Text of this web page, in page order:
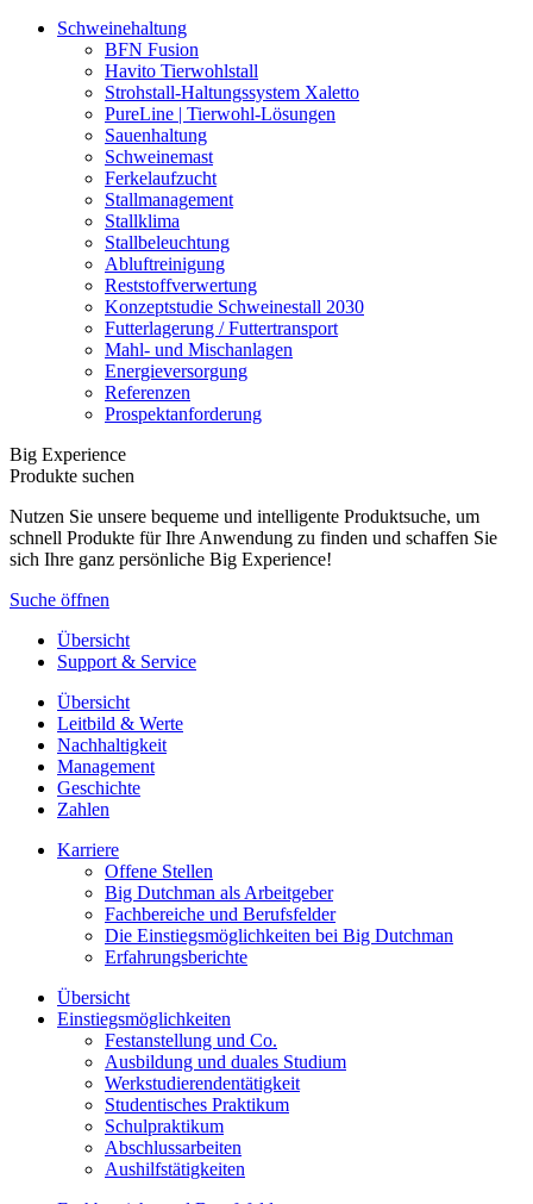
Schweinehaltung
BFN Fusion
Havito Tierwohlstall
Strohstall-Haltungssystem Xaletto
PureLine | Tierwohl-Lösungen
Sauenhaltung
Schweinemast
Ferkelaufzucht
Stallmanagement
Stallklima
Stallbeleuchtung
Abluftreinigung
Reststoffverwertung
Konzeptstudie Schweinestall 2030
Futterlagerung / Futtertransport
Mahl- und Mischanlagen
Energieversorgung
Referenzen
Prospektanforderung
Big Experience
Produkte suchen
Nutzen Sie unsere bequeme und intelligente Produktsuche, um
schnell Produkte für Ihre Anwendung zu finden und schaffen Sie
sich Ihre ganz persönliche Big Experience!
Suche öffnen
Übersicht
Support & Service
Übersicht
Leitbild & Werte
Nachhaltigkeit
Management
Geschichte
Zahlen
Karriere
Offene Stellen
Big Dutchman als Arbeitgeber
Fachbereiche und Berufsfelder
Die Einstiegsmöglichkeiten bei Big Dutchman
Erfahrungsberichte
Übersicht
Einstiegsmöglichkeiten
Festanstellung und Co.
Ausbildung und duales Studium
Werkstudierendentätigkeit
Studentisches Praktikum
Schulpraktikum
Abschlussarbeiten
Aushilfstätigkeiten